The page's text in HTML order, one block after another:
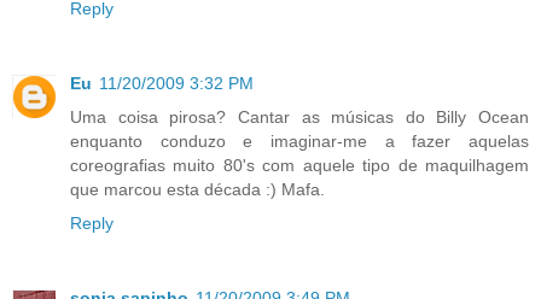
Reply
Eu 11/20/2009 3:32 PM
Uma coisa pirosa? Cantar as músicas do Billy Ocean
enquanto conduzo e imaginar-me a fazer aquelas
coreografias muito 80's com aquele tipo de maquilhagem
que marcou esta década :) Mafa.
Reply